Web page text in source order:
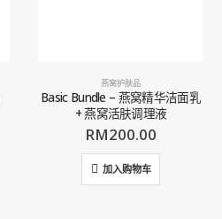
燕窝护肤品
Basic Bundle – 燕窝精华洁面乳
+ 燕窝活肤调理液
RM200.00
加入购物车